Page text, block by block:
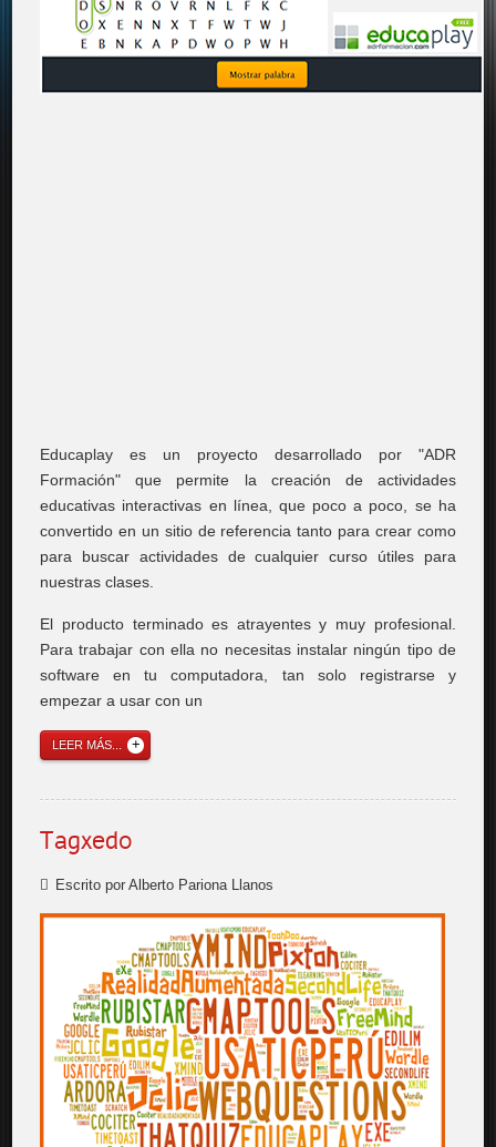
Educaplay es un proyecto desarrollado por "ADR
Formación" que permite la creación de actividades
educativas interactivas en línea, que poco a poco, se ha
convertido en un sitio de referencia tanto para crear como
para buscar actividades de cualquier curso útiles para
nuestras clases.
El producto terminado es atrayentes y muy profesional.
Para trabajar con ella no necesitas instalar ningún tipo de
software en tu computadora, tan solo registrarse y
empezar a usar con un
LEER MÁS...
Tagxedo
Escrito por Alberto Pariona Llanos